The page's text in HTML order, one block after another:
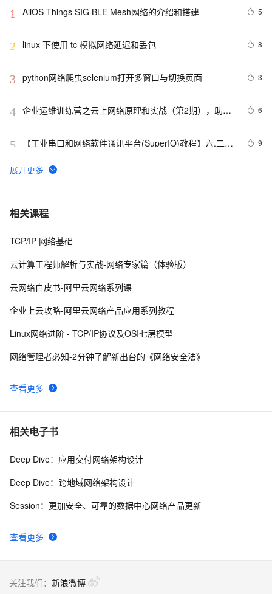
1 AliOS Things SIG BLE Mesh网络的介绍和搭建 5
2 linux 下使用 tc 模拟网络延迟和丢包 8
3 python网络爬虫selenium打开多窗口与切换页面 3
4 企业运维训练营之云上网络原理和实战（第2期），助力
6
5
【工业串口和网络软件通讯平台(SuperIO)教程】六.二次
9
6
TPAMI 2024：计算机视觉中基于图神经网络和图
7 【学习记录】《DeepLearning.ai》第十课：卷积神经网
8 深入理解深度学习中的卷积神经网络（CNN）：从原理到
助
10网络编程懒人入门(十四)：到底什么是Socket？一文即
相关课程
查看更多
TCP/IP 网络基础
云计算工程师解析与实战-网络专家篇（体验版）
云网络白皮书-阿里云网络系列课
企业上云攻略-阿里云网络产品应用系列教程
Linux网络进阶 - TCP/IP协议及OSI七层模型
网络管理者必知-2分钟了解新出台的《网络安全法》
相关电子书
查看更多
Deep Dive：应用交付网络架构设计
Deep Dive：跨地域网络架构设计
Session：更加安全、可靠的数据中心网络产品更新
关注我们： 新浪微博